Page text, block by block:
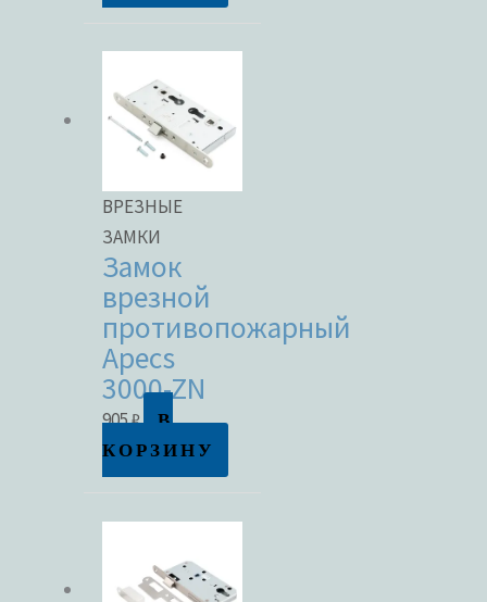
ВРЕЗНЫЕ
ЗАМКИ
Замок
врезной
противопожарный
Apecs
3000-ZN
905₽
В
КОРЗИНУ